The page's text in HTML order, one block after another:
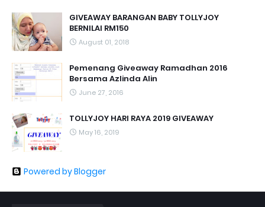
GIVEAWAY BARANGAN BABY TOLLYJOY
BERNILAI RM150
August 01, 2018
Pemenang Giveaway Ramadhan 2016
Bersama Azlinda Alin
June 27, 2016
TOLLYJOY HARI RAYA 2019 GIVEAWAY
May 16, 2019
Powered by Blogger